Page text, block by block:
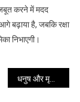
तकनीकी
समर्थन
करने में मदद
बढ़ाया है, जबकि रक्षा
निभाएगी।
धनुष और मृणाल के रिश्ते को लेकर नई अटकलें